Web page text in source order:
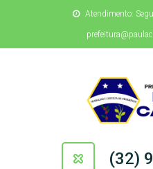
Atendimento:
(32)